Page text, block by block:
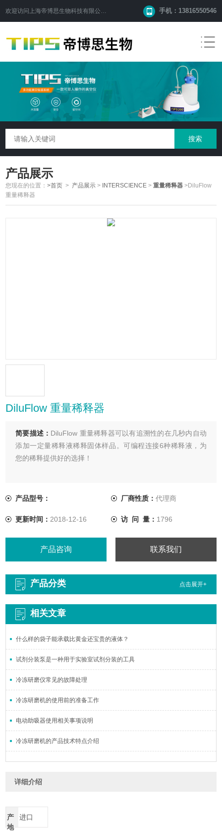
欢迎访问 上海帝博思生物科技有限公司 手机：13816550546
产品展示
您现在的位置：>首页 > 产品展示 > INTERSCIENCE >重量稀释器 >DiluFlow
重量稀释器
DiluFlow 重量稀释器
简要描述： DiluFlow 重量稀释器可以有追溯性的在几秒内自动
添加一定量稀释液稀释固体样品。可编程连接6种稀释液，为
您的稀释提供好的选择！
产品型号： 厂商性质： 代理商
更新时间： 2018-12-16 访 问 量： 1796
产品咨询 联系我们
产品分类 点击展开+
相关文章
什么样的袋子能承载比黄金还宝贵的液体？
试剂分装泵是一种用于实验室试剂分装的工具
冷冻研磨仪常见的故障处理
冷冻研磨机的使用前的准备工作
电动助吸器使用相关事项说明
冷冻研磨机的产品技术特点介绍
详细介绍
产
地
进口